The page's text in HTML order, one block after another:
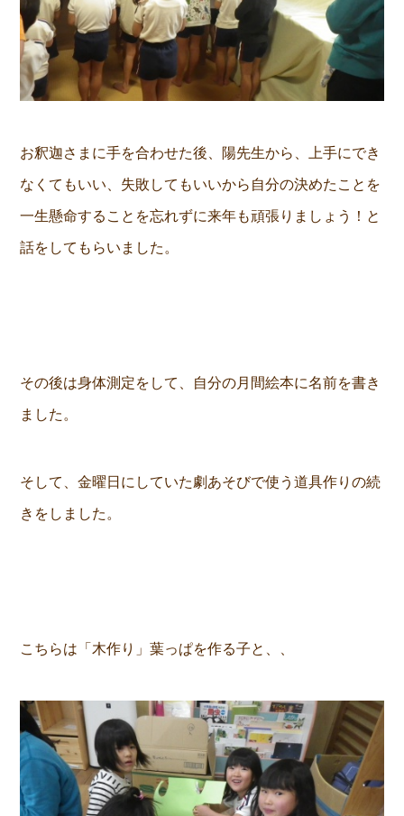
お釈迦さまに手を合わせた後、陽先生から、上手にでき
なくてもいい、失敗してもいいから自分の決めたことを
一生懸命することを忘れずに来年も頑張りましょう！と
話をしてもらいました。
その後は身体測定をして、自分の月間絵本に名前を書き
ました。
そして、金曜日にしていた劇あそびで使う道具作りの続
きをしました。
こちらは「木作り」葉っぱを作る子と、、